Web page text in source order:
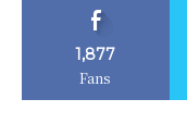
1,877
Fans